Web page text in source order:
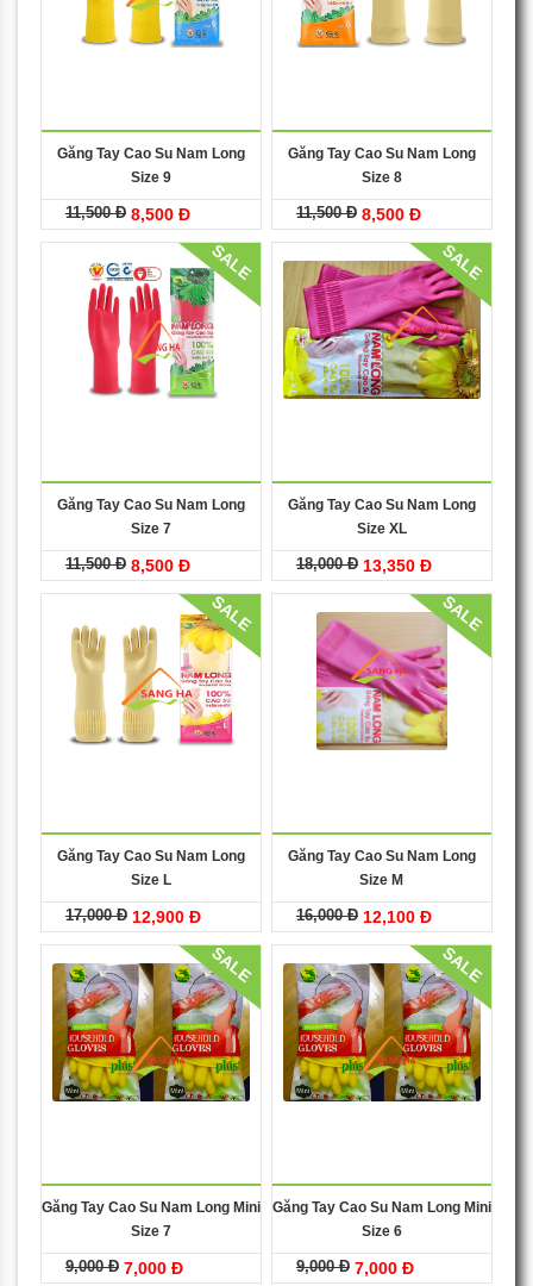
Găng Tay Cao Su Nam Long
Size 9
11,500 Đ 8,500 Đ
Găng Tay Cao Su Nam Long
Size 8
11,500 Đ 8,500 Đ
SALE
Găng Tay Cao Su Nam Long
Size 7
11,500 Đ 8,500 Đ
SALE
Găng Tay Cao Su Nam Long
Size XL
18,000 Đ 13,350 Đ
SALE
Găng Tay Cao Su Nam Long
Size L
17,000 Đ 12,900 Đ
SALE
Găng Tay Cao Su Nam Long
Size M
16,000 Đ 12,100 Đ
SALE
Găng Tay Cao Su Nam Long Mini
Size 7
9,000 Đ 7,000 Đ
SALE
Găng Tay Cao Su Nam Long Mini
Size 6
9,000 Đ 7,000 Đ